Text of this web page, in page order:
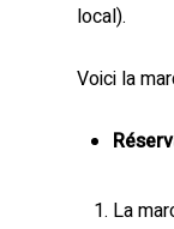
local).
Voici la
La